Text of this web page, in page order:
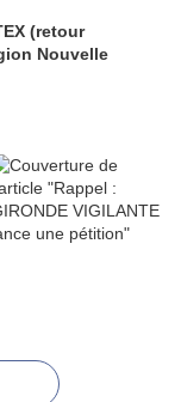
(retour
Nouvelle